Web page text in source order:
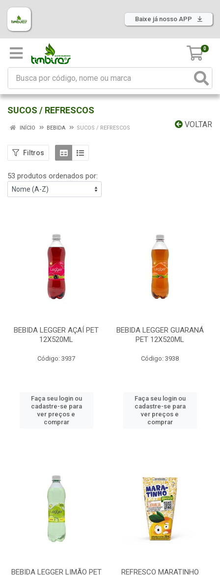
Baixe já nosso APP
0
SUCOS / REFRESCOS
VOLTAR
INÍCIO BEBIDA SUCOS / REFRESCOS
Filtros
53 produtos ordenados por:
BEBIDA LEGGER AÇAÍ PET
12X520ML
Código: 3937
Faça seu login ou
cadastre-se para
ver preços e
comprar
BEBIDA LEGGER GUARANÁ
PET 12X520ML
Código: 3938
Faça seu login ou
cadastre-se para
ver preços e
comprar
BEBIDA LEGGER LIMÃO PET
REFRESCO MARATINHO